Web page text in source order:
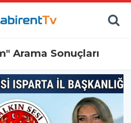
Arama Sonuçları